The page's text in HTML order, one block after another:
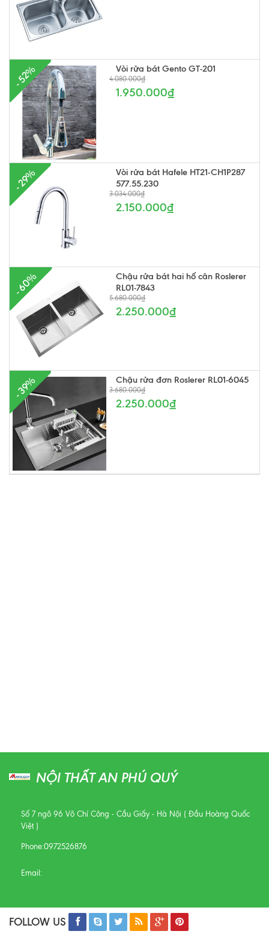
- 52% Vòi rửa bát Gento GT-201
4.080.000₫
1.950.000₫
- 29%
Vòi rửa bát Hafele HT21-CH1P287
577.55.230
3.034.000₫
2.150.000₫
- 60%
Chậu rửa bát hai hố cân Roslerer
RL01-7843
5.680.000₫
2.250.000₫
- 39% Chậu rửa đơn Roslerer RL01-6045
3.680.000₫
2.250.000₫
NỘI THẤT AN PHÚ QUÝ
Số 7 ngõ 96 Võ Chí Công - Cầu Giấy - Hà Nội ( Đầu Hoàng Quốc
Việt )
Phone:0972526876
Email:
FOLLOW US